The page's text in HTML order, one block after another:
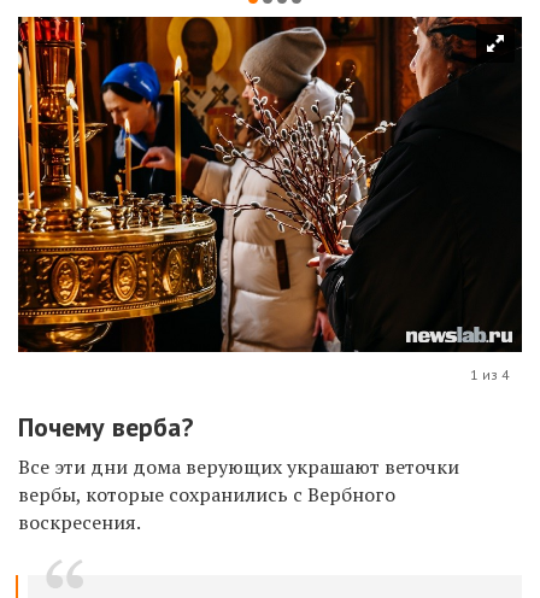
1 из 4
Почему верба?
Все эти дни дома верующих украшают веточки
вербы, которые сохранились с Вербного
воскресения.